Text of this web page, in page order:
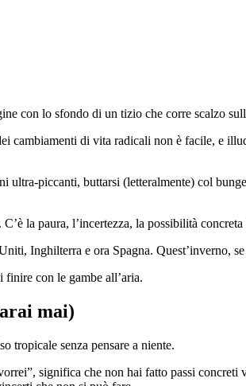
con lo sfondo di un tizio che corre scalzo
cambiamenti di vita radicali non è facile, e
piccanti, buttarsi (letteralmente) col
. C’è la paura, l’incertezza, la possibilità
Inghilterra e ora Spagna. Quest’inverno,
finire con le gambe all’aria.
mai)
tropicale senza pensare a niente.
significa che non hai fatto passi